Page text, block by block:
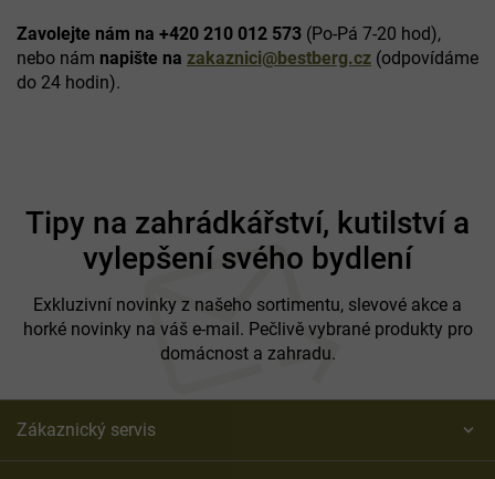
v
ý
p
Zavolejte nám na +420 210 012 573 (Po-Pá 7-20 hod),
nebo nám napište na zakaznici@bestberg.cz (odpovídáme
do 24 hodin).
Tipy na zahrádkářství, kutilství a
vylepšení svého bydlení
Exkluzivní novinky z našeho sortimentu, slevové akce a
horké novinky na váš e-mail. Pečlivě vybrané produkty pro
domácnost a zahradu.
Zákaznický servis